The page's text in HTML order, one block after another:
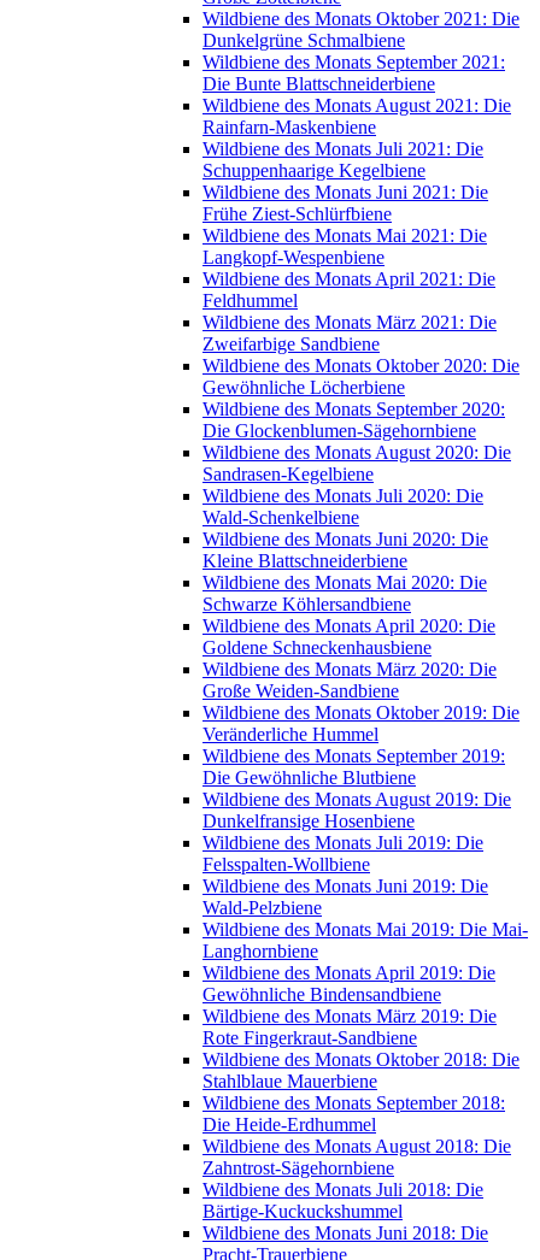
Wildbiene des Monats Oktober 2021: Die
Dunkelgrüne Schmalbiene
Wildbiene des Monats September 2021:
Die Bunte Blattschneiderbiene
Wildbiene des Monats August 2021: Die
Rainfarn-Maskenbiene
Wildbiene des Monats Juli 2021: Die
Schuppenhaarige Kegelbiene
Wildbiene des Monats Juni 2021: Die
Frühe Ziest-Schlürfbiene
Wildbiene des Monats Mai 2021: Die
Langkopf-Wespenbiene
Wildbiene des Monats April 2021: Die
Feldhummel
Wildbiene des Monats März 2021: Die
Zweifarbige Sandbiene
Wildbiene des Monats Oktober 2020: Die
Gewöhnliche Löcherbiene
Wildbiene des Monats September 2020:
Die Glockenblumen-Sägehornbiene
Wildbiene des Monats August 2020: Die
Sandrasen-Kegelbiene
Wildbiene des Monats Juli 2020: Die
Wald-Schenkelbiene
Wildbiene des Monats Juni 2020: Die
Kleine Blattschneiderbiene
Wildbiene des Monats Mai 2020: Die
Schwarze Köhlersandbiene
Wildbiene des Monats April 2020: Die
Goldene Schneckenhausbiene
Wildbiene des Monats März 2020: Die
Große Weiden-Sandbiene
Wildbiene des Monats Oktober 2019: Die
Veränderliche Hummel
Wildbiene des Monats September 2019:
Die Gewöhnliche Blutbiene
Wildbiene des Monats August 2019: Die
Dunkelfransige Hosenbiene
Wildbiene des Monats Juli 2019: Die
Felsspalten-Wollbiene
Wildbiene des Monats Juni 2019: Die
Wald-Pelzbiene
Wildbiene des Monats Mai 2019: Die Mai-
Langhornbiene
Wildbiene des Monats April 2019: Die
Gewöhnliche Bindensandbiene
Wildbiene des Monats März 2019: Die
Rote Fingerkraut-Sandbiene
Wildbiene des Monats Oktober 2018: Die
Stahlblaue Mauerbiene
Wildbiene des Monats September 2018:
Die Heide-Erdhummel
Wildbiene des Monats August 2018: Die
Zahntrost-Sägehornbiene
Wildbiene des Monats Juli 2018: Die
Bärtige-Kuckuckshummel
Wildbiene des Monats Juni 2018: Die
Pracht-Trauerbiene